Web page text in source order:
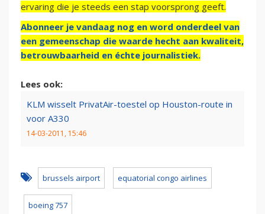
ervaring die je steeds een stap voorsprong geeft.
Abonneer je vandaag nog en word onderdeel van
een gemeenschap die waarde hecht aan kwaliteit,
betrouwbaarheid en échte journalistiek.
Lees ook:
KLM wisselt PrivatAir-toestel op Houston-route in
voor A330
14-03-2011, 15:46
brussels airport equatorial congo airlines
boeing 757